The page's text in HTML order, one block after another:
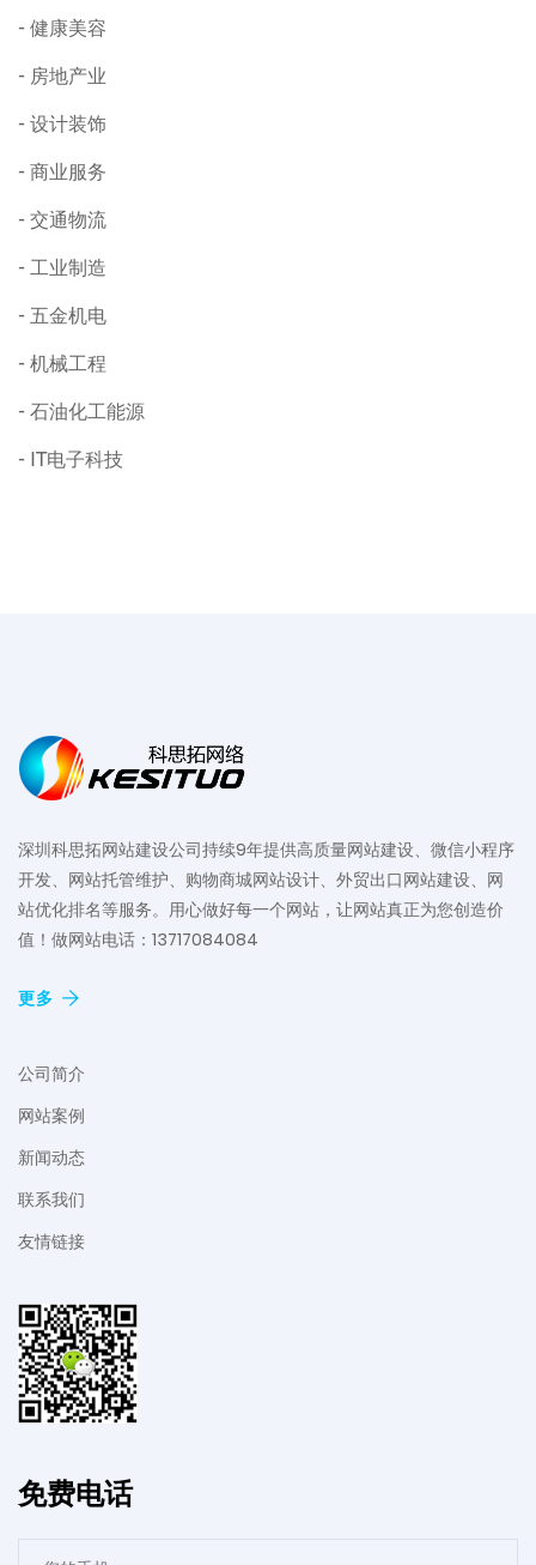
健康美容
房地产业
设计装饰
商业服务
交通物流
工业制造
五金机电
机械工程
石油化工能源
IT电子科技
深圳科思拓网站建设公司持续9年提供高质量网站建设、微信小程序
开发、网站托管维护、购物商城网站设计、外贸出口网站建设、网
站优化排名等服务。用心做好每一个网站，让网站真正为您创造价
值！做网站电话：13717084084
更多
公司简介
网站案例
新闻动态
联系我们
友情链接
免费电话